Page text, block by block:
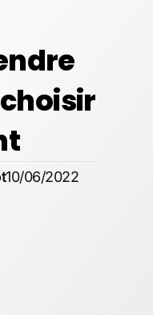
10/06/2022